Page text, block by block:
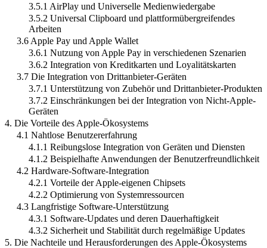
3.5.1 AirPlay und Universelle Medienwiedergabe
3.5.2 Universal Clipboard und plattformübergreifendes
Arbeiten
3.6 Apple Pay und Apple Wallet
3.6.1 Nutzung von Apple Pay in verschiedenen Szenarien
3.6.2 Integration von Kreditkarten und Loyalitätskarten
3.7 Die Integration von Drittanbieter-Geräten
3.7.1 Unterstützung von Zubehör und Drittanbieter-Produkten
3.7.2 Einschränkungen bei der Integration von Nicht-Apple-
Geräten
4. Die Vorteile des Apple-Ökosystems
4.1 Nahtlose Benutzererfahrung
4.1.1 Reibungslose Integration von Geräten und Diensten
4.1.2 Beispielhafte Anwendungen der Benutzerfreundlichkeit
4.2 Hardware-Software-Integration
4.2.1 Vorteile der Apple-eigenen Chipsets
4.2.2 Optimierung von Systemressourcen
4.3 Langfristige Software-Unterstützung
4.3.1 Software-Updates und deren Dauerhaftigkeit
4.3.2 Sicherheit und Stabilität durch regelmäßige Updates
5. Die Nachteile und Herausforderungen des Apple-Ökosystems